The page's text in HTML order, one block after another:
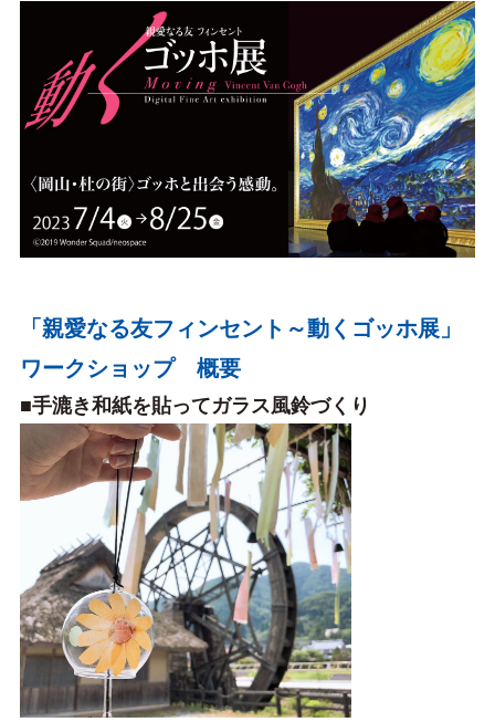
「親愛なる友フィンセント～動くゴッホ展」
ワークショップ 概要
■手漉き和紙を貼ってガラス風鈴づくり